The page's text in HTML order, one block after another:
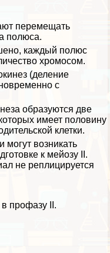
перемещать
полюса.
каждый полюс
хромосом.
(деление
с
образуются две
имеет половину
клетки.
могут возникать
к мейозу II.
не реплицируется
в профазу II.